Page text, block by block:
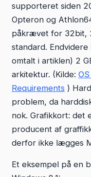
supporteret siden
Opteron og
påkrævet for 32bit,
standard.
omtalt i artiklen) 2
arkitektur. (Kilde:
Requirements )
problem, da
nok. Grafikkort: det
producent af
derfor ikke lægges
Et eksempel på en